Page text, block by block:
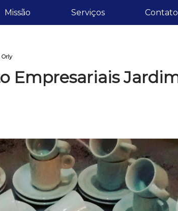
Missão Serviços Contato
Empresariais